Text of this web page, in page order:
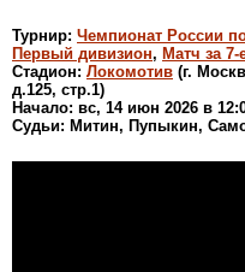
Турнир: Чемпионат России
Первый дивизион, Матч за 7-
Стадион: Локомотив (г.
д.125, стр.1)
Начало: вс, 14 июн 2026 в
Судьи: Митин, Пупыкин,